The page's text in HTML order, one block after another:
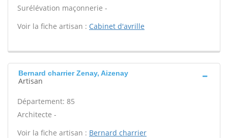
Surélévation maçonnerie -
Voir la fiche artisan : Cabinet d'avrille
Bernard charrier Zenay, Aizenay
Artisan
Département: 85
Architecte -
Voir la fiche artisan : Bernard charrier